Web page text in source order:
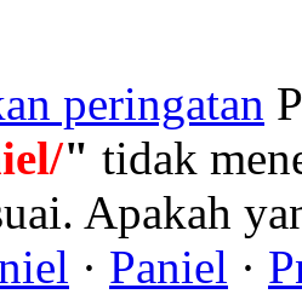
" tidak
Apakah
· Paniel ·